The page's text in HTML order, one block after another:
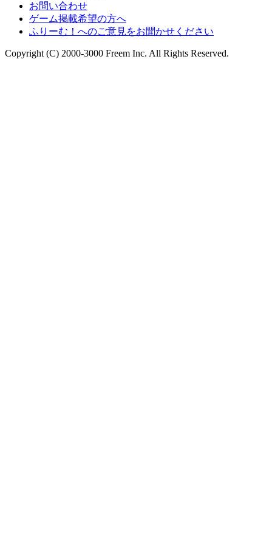
お問い合わせ
ゲーム掲載希望の方へ
ふりーむ！へのご意見をお聞かせください
Copyright (C) 2000-3000 Freem Inc. All Rights Reserved.